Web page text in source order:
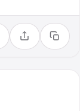
Compartilhar
Copiar